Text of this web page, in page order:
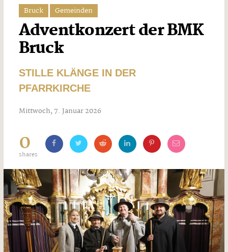
Bruck Gemeinden
Adventkonzert der BMK
Bruck
STILLE KLÄNGE IN DER
PFARRKIRCHE
Mittwoch, 7. Januar 2026
0
shares